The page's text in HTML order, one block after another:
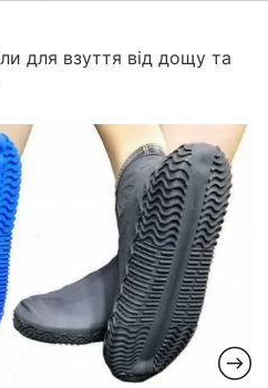
для взуття від дощу та